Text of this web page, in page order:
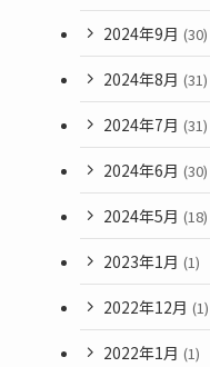
2024年9月 (30)
2024年8月 (31)
2024年7月 (31)
2024年6月 (30)
2024年5月 (18)
2023年1月 (1)
2022年12月 (1)
2022年1月 (1)